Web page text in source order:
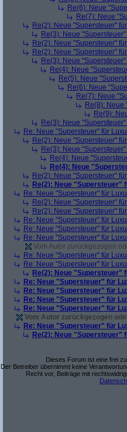
Re(6): Neue
Re(7): Neue
Re(2): Neue "Supersteuer"
Re(3): Neue
Re(2): Neue "Supersteuer"
Re(2): Neue "Supersteuer"
Re(3): Neue
Re(4): Neue
Re(5): Neue
Re(6): Neue
Re(7): Neue
Re(8): Neue
Re(9):
Re(3): Neue
Re: Neue "Supersteuer" für
Re(2): Neue "Supersteuer"
Re(3): Neue
Re(4): Neue
Re(4): Neue
Re(2): Neue "Supersteuer"
Re(2): Neue "Supersteuer"
Re: Neue "Supersteuer" für
Re(2): Neue "Supersteuer"
Re(2): Neue "Supersteuer"
Re: Neue "Supersteuer" für
Re: Neue "Supersteuer" für
Re: Neue "Supersteuer" für
Vom Autor zurückgezogen
Re: Neue "Supersteuer" für
Re: Neue "Supersteuer" für
Re(2): Neue "Supersteuer"
Re: Neue "Supersteuer" für
Re: Neue "Supersteuer" für
Re: Neue "Supersteuer" für
Re: Neue "Supersteuer" für
Vom Autor zurückgezogen
Re: Neue "Supersteuer" für
Re(2): Neue "Supersteuer"
Dieses Forum ist eine frei
Der Betreiber übernimmt keine
Recht vor, Beiträge mit